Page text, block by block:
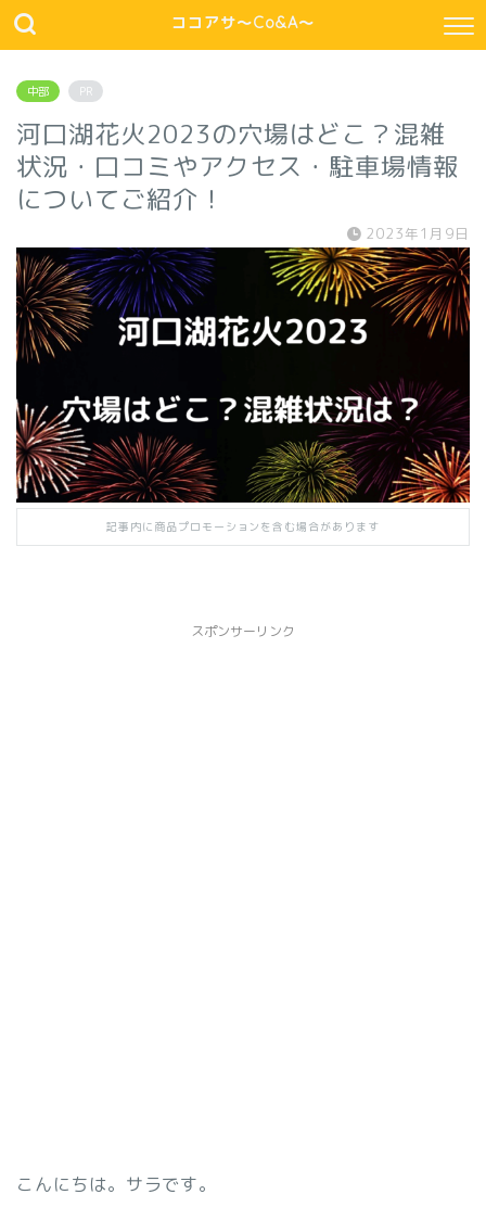
ココアサ～Co&A～
中部 PR
河口湖花火2023の穴場はどこ？混雑
状況・口コミやアクセス・駐車場情報
についてご紹介！
2023年1月9日
記事内に商品プロモーションを含む場合があります
スポンサーリンク
こんにちは。サラです。